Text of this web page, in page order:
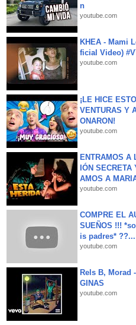
n
youtube.com
KHEA - Mami
ficial Video)
youtube.com
¡LE HICE
VENTURAS Y
ONARON!
youtube.com
ENTRAMOS A
IÓN SECRETA
AMOS A
youtube.com
COMPRE EL
SUEÑOS !!!
is padres* ??...
youtube.com
Rels B, Morad
GINAS
youtube.com